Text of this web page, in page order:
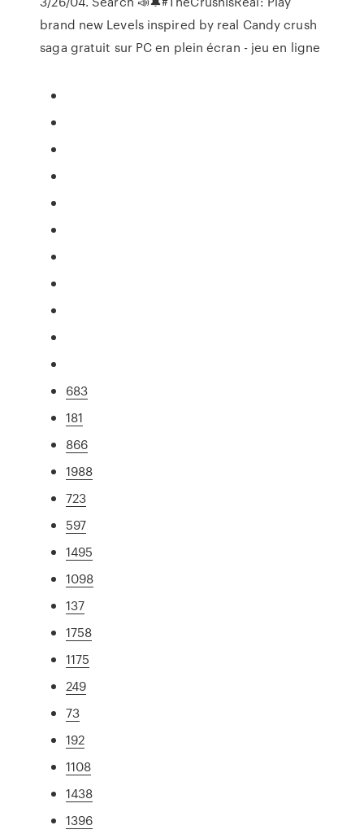
brand new Levels inspired by real Candy crush
saga gratuit sur PC en plein écran - jeu en ligne
683
181
866
1988
723
597
1495
1098
137
1758
1175
249
73
192
1108
1438
1396